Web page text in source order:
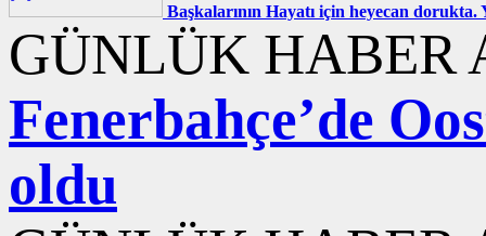
Başkalarının Hayatı için heyecan dorukta.
GÜNLÜK HABER
Fenerbahçe’de
oldu